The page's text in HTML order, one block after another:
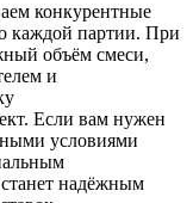
конкурентные
каждой партии. При
объём смеси,
и
Если вам нужен
условиями
надёжным